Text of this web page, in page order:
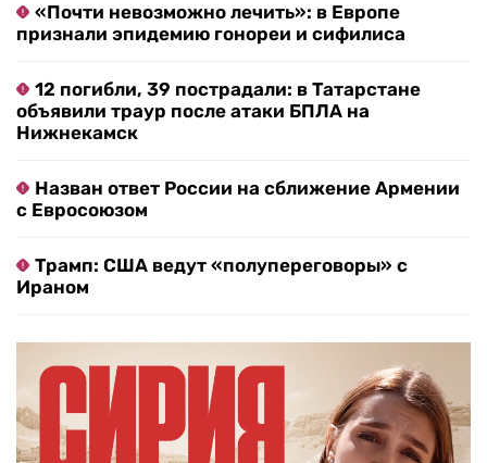
«Почти невозможно лечить»: в Европе
признали эпидемию гонореи и сифилиса
12 погибли, 39 пострадали: в Татарстане
объявили траур после атаки БПЛА на
Нижнекамск
Назван ответ России на сближение Армении
с Евросоюзом
Трамп: США ведут «полупереговоры» с
Ираном